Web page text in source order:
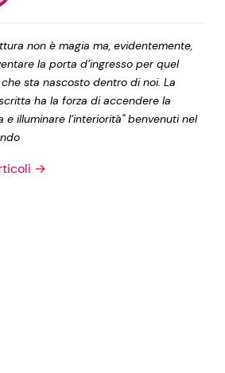
Policy
non è magia ma, evidentemente,
la porta d’ingresso per quel
sta nascosto dentro di noi. La
ha la forza di accendere la
e illuminare l’interiorità" benvenuti nel
→